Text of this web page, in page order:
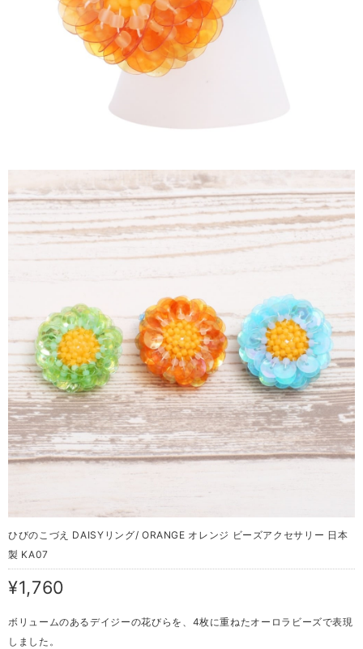
ひびのこづえ DAISYリング/ ORANGE オレンジ ビーズアクセサリー 日本
製 KA07
¥1,760
ボリュームのあるデイジーの花びらを、4枚に重ねたオーロラビーズで表現
しました。